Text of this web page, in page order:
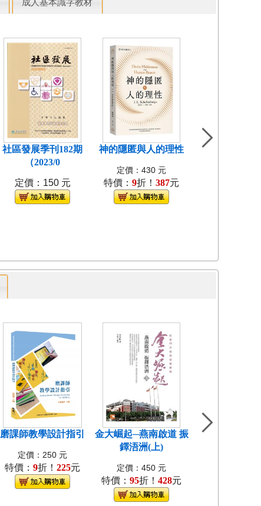
社區發展季刊182期
（2023/0
定價：150 元
神的隱匿與人的理性
定價：430 元
特價： 9折！ 387元
島嶼食紀[3本不
磨課師教學設計指引
定價：250 元
特價： 9折！ 225元
金大崛起─燕南啟道 振
鐸浯洲(上)
定價：450 元
特價： 95折！ 428元
中國近代教會